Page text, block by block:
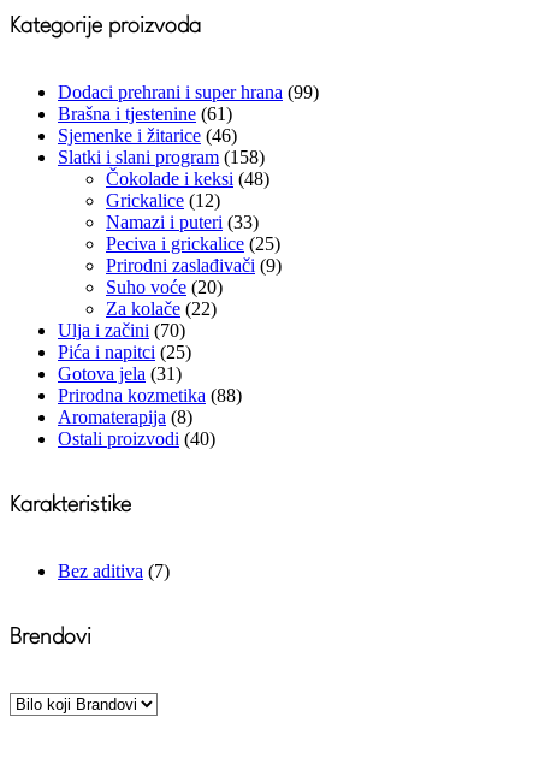
Kategorije proizvoda
Dodaci prehrani i super hrana (99)
Brašna i tjestenine (61)
Sjemenke i žitarice (46)
Slatki i slani program (158)
Čokolade i keksi (48)
Grickalice (12)
Namazi i puteri (33)
Peciva i grickalice (25)
Prirodni zaslađivači (9)
Suho voće (20)
Za kolače (22)
Ulja i začini (70)
Pića i napitci (25)
Gotova jela (31)
Prirodna kozmetika (88)
Aromaterapija (8)
Ostali proizvodi (40)
Karakteristike
Bez aditiva (7)
Brendovi